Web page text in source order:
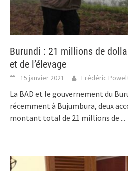
Burundi : 21 millions de
et de l’élevage
15 janvier 2021 Frédéric
La BAD et le gouvernement du
récemment à Bujumbura, deux
montant total de 21 millions de ...